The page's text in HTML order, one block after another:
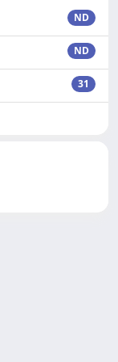
ND
ND
31